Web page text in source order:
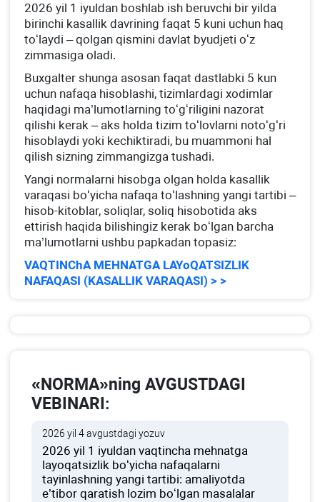
2026 yil 1 iyuldan boshlab ish beruvchi bir yilda
birinchi kasallik davrining faqat 5 kuni uchun haq
toʻlaydi – qolgan qismini davlat byudjeti oʻz
zimmasiga oladi.
Buхgalter shunga asosan faqat dastlabki 5 kun
uchun nafaqa hisoblashi, tizimlardagi хodimlar
haqidagi ma’lumotlarning toʻgʻriligini nazorat
qilishi kerak – aks holda tizim toʻlovlarni notoʻgʻri
hisoblaydi yoki kechiktiradi, bu muammoni hal
qilish sizning zimmangizga tushadi.
Yangi normalarni hisobga olgan holda kasallik
varaqasi boʻyicha nafaqa toʻlashning yangi tartibi –
hisob-kitoblar, soliqlar, soliq hisobotida aks
ettirish haqida bilishingiz kerak boʻlgan barcha
ma’lumotlarni ushbu papkadan topasiz:
VAQTINChA MEHNATGA LAYoQATSIZLIK
NAFAQASI (KASALLIK VARAQASI) > >
«NORMA»ning AVGUSTDAGI
VEBINARI:
2026 yil 4 avgustdagi yozuv
2026 yil 1 iyuldan vaqtincha mehnatga
layoqatsizlik boʻyicha nafaqalarni
tayinlashning yangi tartibi: amaliyotda
e’tibor qaratish lozim boʻlgan masalalar